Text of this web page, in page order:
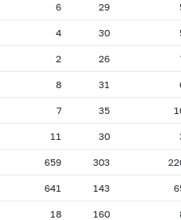
6 29
4 30
2 26
8 31
7 35
11 30
659 303
641 143
18 160